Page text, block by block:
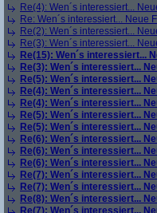
Re(4): Wen´s interessiert...
Re: Wen´s interessiert... Neue
Re(2): Wen´s interessiert...
Re(3): Wen´s interessiert...
Re(15): Wen´s interessiert...
Re(3): Wen´s interessiert...
Re(5): Wen´s interessiert...
Re(4): Wen´s interessiert...
Re(4): Wen´s interessiert...
Re(5): Wen´s interessiert...
Re(5): Wen´s interessiert...
Re(6): Wen´s interessiert...
Re(6): Wen´s interessiert...
Re(6): Wen´s interessiert...
Re(7): Wen´s interessiert...
Re(7): Wen´s interessiert...
Re(8): Wen´s interessiert...
Re(7): Wen´s interessiert...